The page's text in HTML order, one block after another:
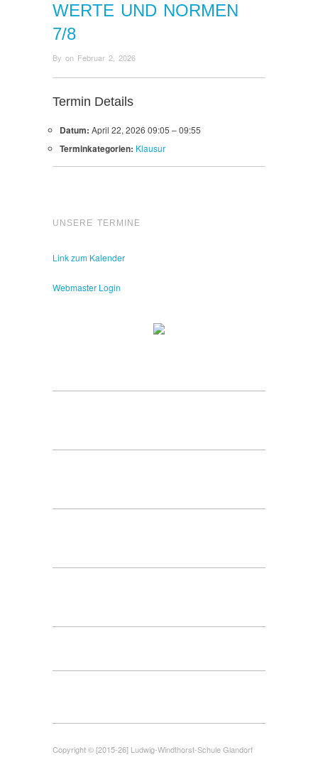
WERTE UND NORMEN
7/8
By on Februar 2, 2026
Termin Details
Datum: April 22, 2026 09:05 –09:55
Terminkategorien: Klausur
UNSERE TERMINE
Link zum Kalender
Webmaster Login
Copyright © [2015-26] Ludwig-Windthorst-Schule Glandorf